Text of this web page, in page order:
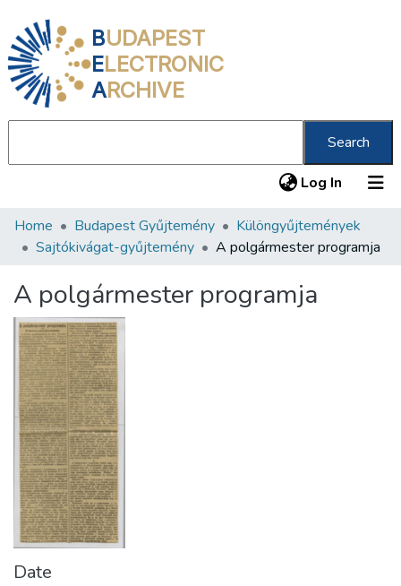
BUDAPEST
ELECTRONIC
ARCHIVE
Search
Log In (current)
Communities & Collections
Statistics
About us
Home Budapest Gyűjtemény
Különgyűjtemények
Sajtókivágat-gyűjtemény
A polgármester programja
A polgármester programja
Date